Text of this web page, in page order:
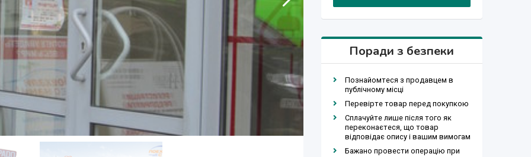
Поради з безпеки
Познайомтеся з продавцем в
публічному місці
Перевірте товар перед покупкою
Сплачуйте лише після того як
переконаєтеся, що товар
відповідає опису і вашим вимогам
Бажано провести операцію при